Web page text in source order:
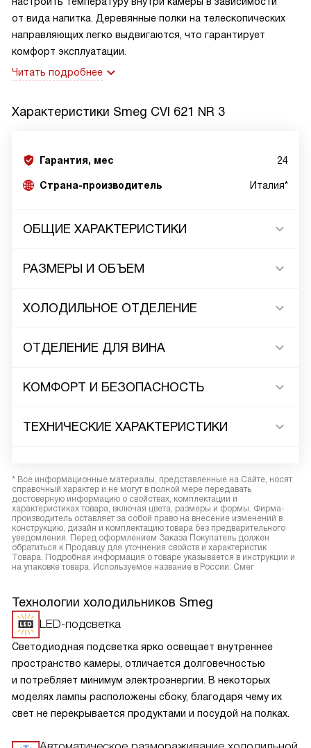
от вида напитка. Деревянные полки на телескопических
направляющих легко выдвигаются, что гарантирует
комфорт эксплуатации.
Читать подробнее
Характеристики Smeg CVI 621 NR 3
Гарантия, мес 24
Страна-производитель Италия*
ОБЩИЕ ХАРАКТЕРИСТИКИ
РАЗМЕРЫ И ОБЪЕМ
ХОЛОДИЛЬНОЕ ОТДЕЛЕНИЕ
ОТДЕЛЕНИЕ ДЛЯ ВИНА
КОМФОРТ И БЕЗОПАСНОСТЬ
ТЕХНИЧЕСКИЕ ХАРАКТЕРИСТИКИ
* Все информационные материалы, представленные на Сайте, носят
справочный характер и не могут в полной мере передавать
достоверную информацию о свойствах, комплектации и
характеристиках товара, включая цвета, размеры и формы. Фирма-
производитель оставляет за собой право на внесение изменений в
конструкцию, дизайн и комплектацию товара без предварительного
уведомления. Перед оформлением Заказа Покупатель должен
обратиться к Продавцу для уточнения свойств и характеристик
Товара. Подробная информация о товаре указывается в инструкции и
на упаковке товара. Используемое название в России: Смег
Технологии холодильников Smeg
LED-подсветка
Светодиодная подсветка ярко освещает внутреннее
пространство камеры, отличается долговечностью
и потребляет минимум электроэнергии. В некоторых
моделях лампы расположены сбоку, благодаря чему их
свет не перекрывается продуктами и посудой на полках.